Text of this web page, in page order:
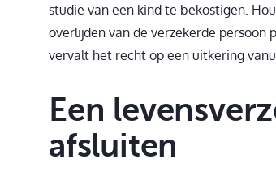
studie van een kind te bekostigen.
overlijden van de verzekerde persoon
vervalt het recht op een uitkering
Een
afsluiten